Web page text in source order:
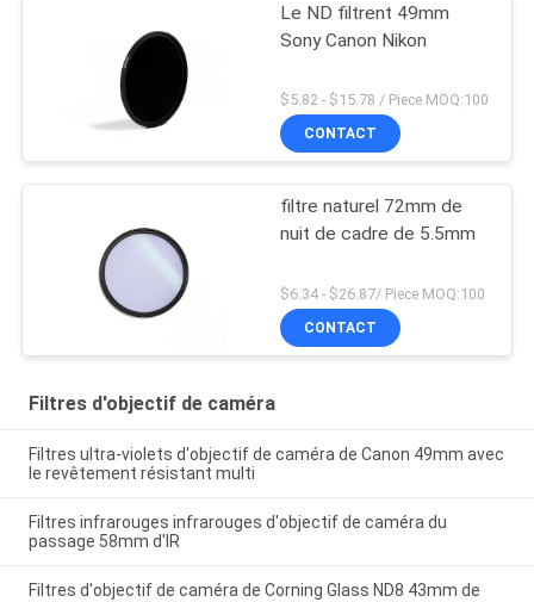
Le ND filtrent 49mm
Sony Canon Nikon
$5.82 - $15.78 / Piece MOQ:100
CONTACT
filtre naturel 72mm de
nuit de cadre de 5.5mm
$6.34 - $26.87/ Piece MOQ:100
CONTACT
Filtres d'objectif de caméra
Filtres ultra-violets d'objectif de caméra de Canon 49mm avec
le revêtement résistant multi
Filtres infrarouges infrarouges d'objectif de caméra du
passage 58mm d'IR
Filtres d'objectif de caméra de Corning Glass ND8 43mm de